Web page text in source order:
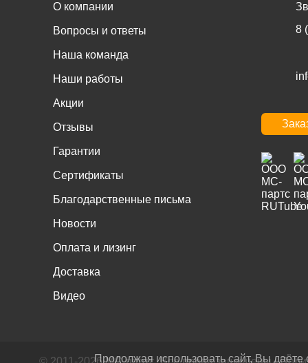
О компании
Вопросы и ответы
Наша команда
Наши работы
Акции
Отзывы
Гарантии
Сертификаты
Благодарственные письма
Новости
Оплата и лизинг
Доставка
Видео
8
Продолжая использовать сайт, Вы даёте